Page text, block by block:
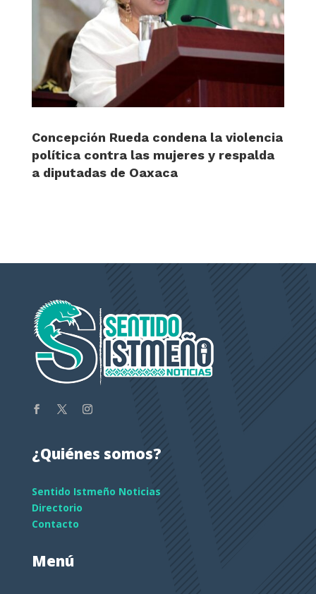
Concepción Rueda condena la violencia
política contra las mujeres y respalda
a diputadas de Oaxaca
¿Quiénes somos?
Sentido Istmeño Noticias
Directorio
Contacto
Menú